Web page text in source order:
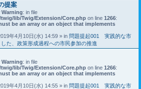
提案
: in file
lib/Twig/Extension/Core.php on line 1266:
be an array or an object that implements
年4月10日(水) 14:59 » in 問題提起001 実践的な市
た、政策形成過程への市民参加の推進
: in file
lib/Twig/Extension/Core.php on line 1266:
be an array or an object that implements
年4月10日(水) 14:55 » in 問題提起001 実践的な市